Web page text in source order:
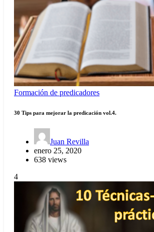
Formación de predicadores
30 Tips para mejorar la predicación vol.4.
Juan Revilla
enero 25, 2020
638 views
4